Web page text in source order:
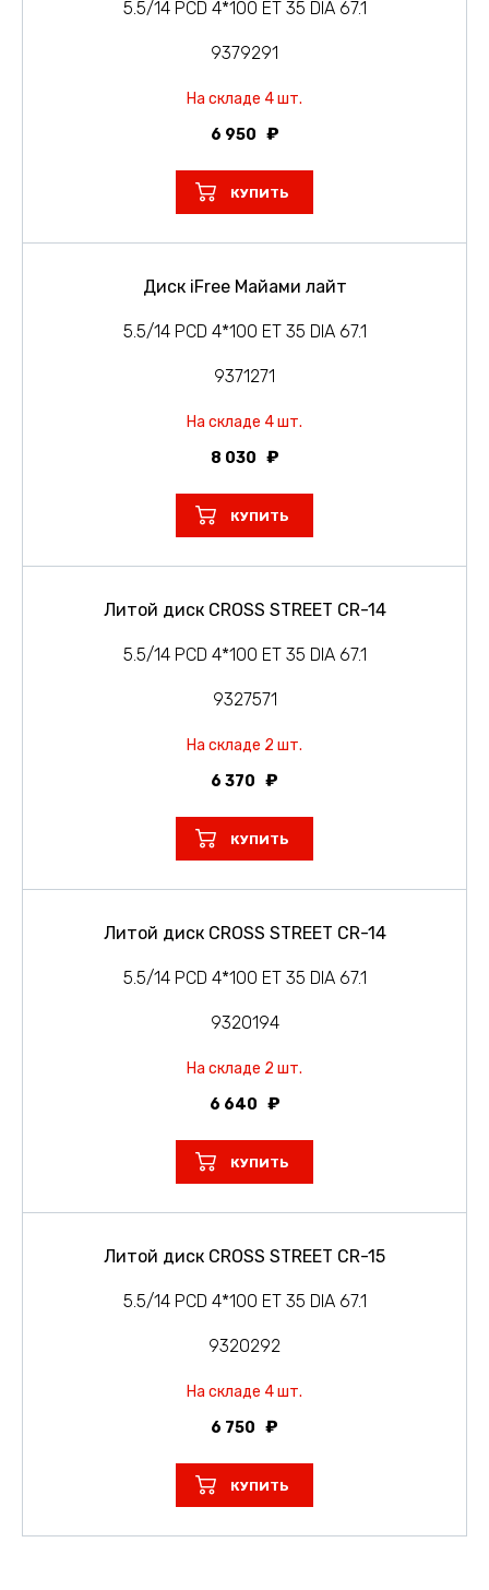
5.5/14 PCD 4*100 ET 35 DIA 67.1
9379291
На складе 4 шт.
6 950
КУПИТЬ
Диск iFree Майами лайт
5.5/14 PCD 4*100 ET 35 DIA 67.1
9371271
На складе 4 шт.
8 030
КУПИТЬ
Литой диск CROSS STREET CR-14
5.5/14 PCD 4*100 ET 35 DIA 67.1
9327571
На складе 2 шт.
6 370
КУПИТЬ
Литой диск CROSS STREET CR-14
5.5/14 PCD 4*100 ET 35 DIA 67.1
9320194
На складе 2 шт.
6 640
КУПИТЬ
Литой диск CROSS STREET CR-15
5.5/14 PCD 4*100 ET 35 DIA 67.1
9320292
На складе 4 шт.
6 750
КУПИТЬ